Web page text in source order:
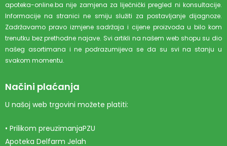
apoteka-online.ba nije zamjena za liječnički pregled ni konsultacije.
Informacije na stranici ne smiju služiti za postavljanje dijagnoze.
Zadržavamo pravo izmjene sadržaja i cijene proizvoda u bilo kom
trenutku bez prethodne najave. Svi artikli na našem web shopu su dio
našeg asortimana i ne podrazumijeva se da su svi na stanju u
svakom momentu.
Načini plaćanja
U našoj web trgovini možete platiti:
• Prilikom preuzimanjaPZU
Apoteka Delfarm Jelah